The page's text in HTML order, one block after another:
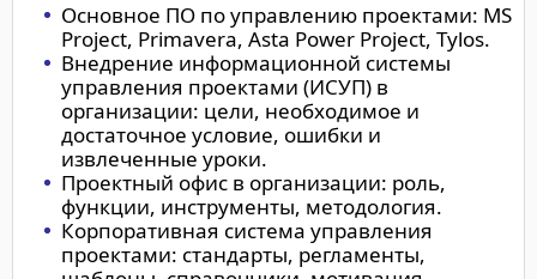
Основное ПО по управлению проектами: MS
Project, Primavera, Asta Power Project, Tylos.
Внедрение информационной системы
управления проектами (ИСУП) в
организации: цели, необходимое и
достаточное условие, ошибки и
извлеченные уроки.
Проектный офис в организации: роль,
функции, инструменты, методология.
Корпоративная система управления
проектами: стандарты, регламенты,